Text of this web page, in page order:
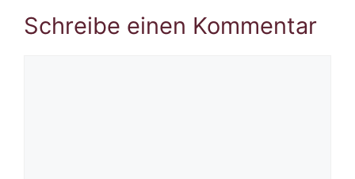
Schreibe einen Kommentar